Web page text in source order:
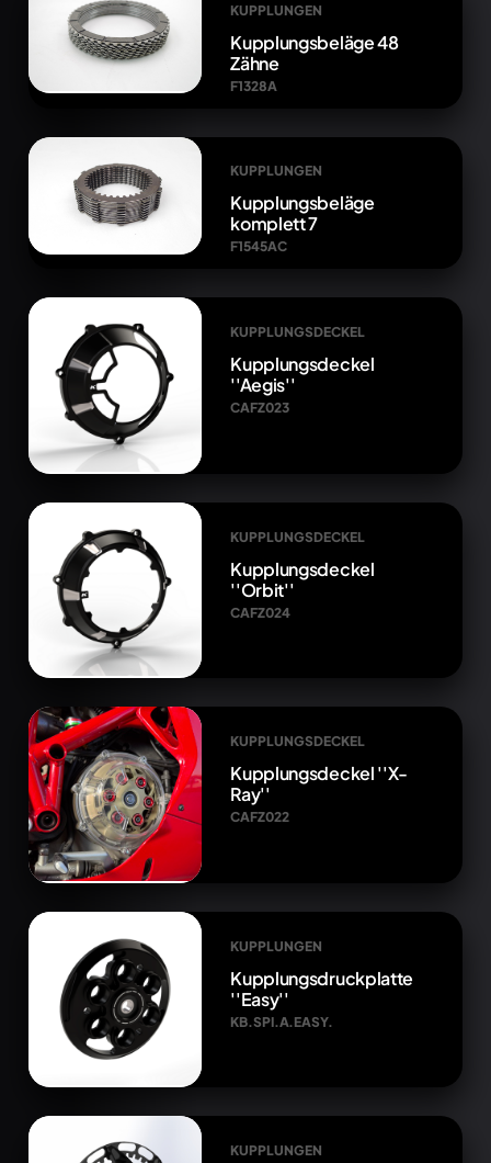
KUPPLUNGEN
Kupplungsbeläge 48
Zähne
F1328A
KUPPLUNGEN
Kupplungsbeläge
komplett 7
F1545AC
KUPPLUNGSDECKEL
Kupplungsdeckel
''Aegis''
CAFZ023
KUPPLUNGSDECKEL
Kupplungsdeckel
''Orbit''
CAFZ024
KUPPLUNGSDECKEL
Kupplungsdeckel ''X-
Ray''
CAFZ022
KUPPLUNGEN
Kupplungsdruckplatte
''Easy''
KB.SPI.A.EASY.
KUPPLUNGEN